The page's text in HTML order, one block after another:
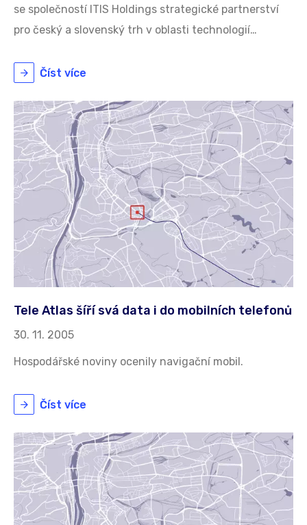
se společností ITIS Holdings strategické partnerství
pro český a slovenský trh v oblasti technologií…
Číst více
Tele Atlas šíří svá data i do mobilních telefonů
30. 11. 2005
Hospodářské noviny ocenily navigační mobil.
Číst více